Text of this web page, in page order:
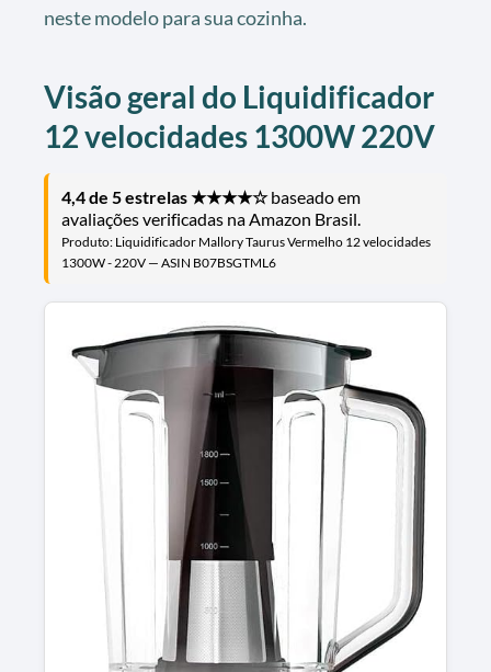
neste modelo para sua cozinha.
Visão geral do Liquidificador
12 velocidades 1300W 220V
4,4 de 5 estrelas ★★★★☆baseado em
avaliações verificadas na Amazon Brasil.
Produto: Liquidificador Mallory Taurus Vermelho 12 velocidades
1300W - 220V — ASIN B07BSGTML6